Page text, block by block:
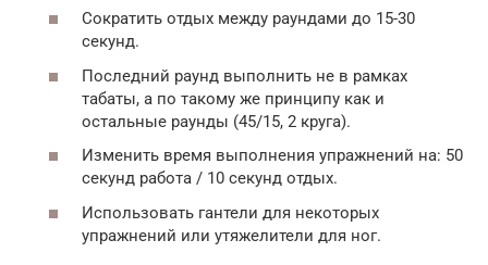
Сократить отдых между раундами до 15-30
секунд.
Последний раунд выполнить не в рамках
табаты, а по такому же принципу как и
остальные раунды (45/15, 2 круга).
Изменить время выполнения упражнений на: 50
секунд работа / 10 секунд отдых.
Использовать гантели для некоторых
упражнений или утяжелители для ног.